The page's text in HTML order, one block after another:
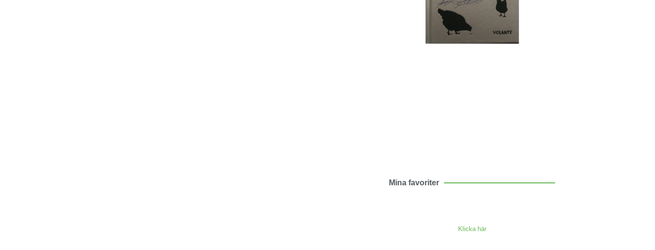
Mina favoriter
Klicka här